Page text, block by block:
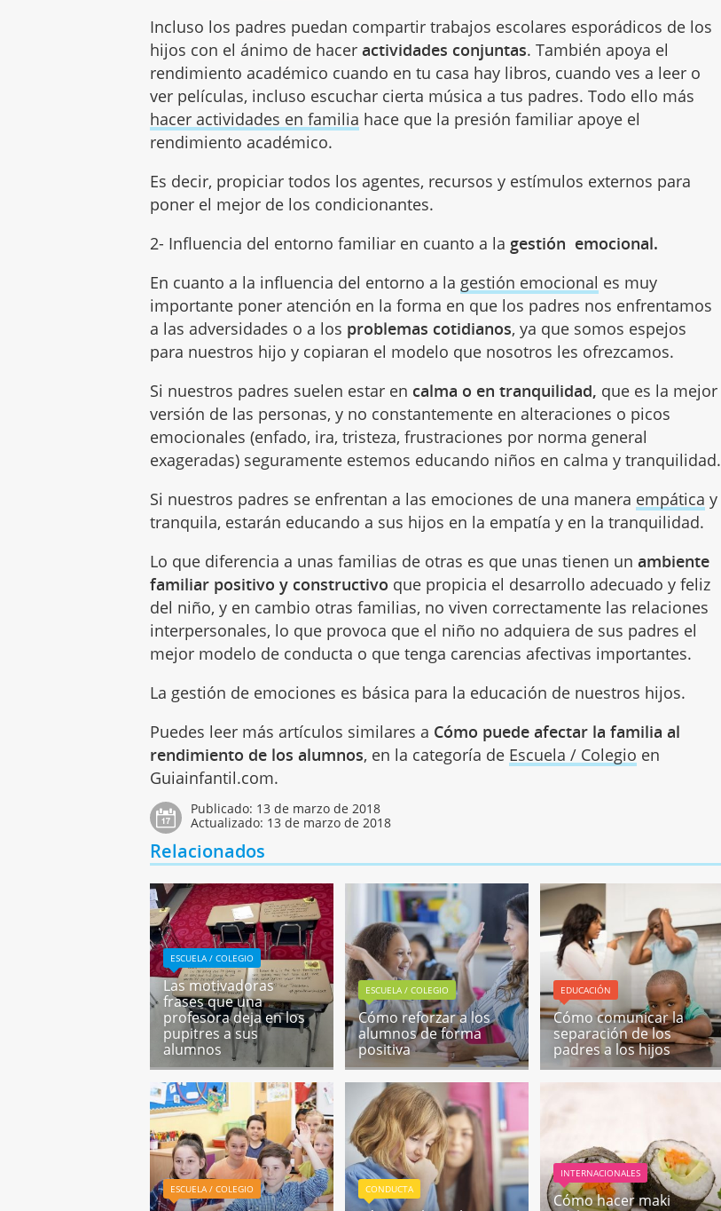
Incluso los padres puedan compartir trabajos escolares esporádicos de los
hijos con el ánimo de haceractividades conjuntas. También apoya el
rendimiento académico cuando en tu casa hay libros, cuando ves a leer o
ver películas, incluso escuchar cierta música a tus padres. Todo ello más
hacer actividades en familia hace que la presión familiar apoye el
rendimiento académico.
Es decir, propiciar todos los agentes, recursos y estímulos externos para
poner el mejor de los condicionantes.
2- Influencia del entorno familiar en cuanto a la gestión emocional.
En cuanto a la influencia del entorno a la gestión emocional es muy
importante poner atención en la forma en que los padres nos enfrentamos
a las adversidades o a los problemas cotidianos, ya que somos espejos
para nuestros hijo y copiaran el modelo que nosotros les ofrezcamos.
Si nuestros padres suelen estar en calma o en tranquilidad, que es la mejor
versión de las personas, y no constantemente en alteraciones o picos
emocionales (enfado, ira, tristeza, frustraciones por norma general
exageradas) seguramente estemos educando niños en calma y tranquilidad.
Si nuestros padres se enfrentan a las emociones de una manera empática y
tranquila, estarán educando a sus hijos en la empatía y en la tranquilidad.
Lo que diferencia a unas familias de otras es que unas tienen unambiente
familiar positivo y constructivo que propicia el desarrollo adecuado y feliz
del niño, y en cambio otras familias, no viven correctamente las relaciones
interpersonales, lo que provoca que el niño no adquiera de sus padres el
mejor modelo de conducta o que tenga carencias afectivas importantes.
La gestión de emociones es básica para la educación de nuestros hijos.
Puedes leer más artículos similares a Cómo puede afectar la familia al
rendimiento de los alumnos, en la categoría de Escuela / Colegio en
Guiainfantil.com.
Publicado: 13 de marzo de 2018
Actualizado: 13 de marzo de 2018
Relacionados
ESCUELA / COLEGIO
Las motivadoras
frases que una
profesora deja en los
pupitres a sus
alumnos
ESCUELA / COLEGIO
Cómo reforzar a los
alumnos de forma
positiva
EDUCACIÓN
Cómo comunicar la
separación de los
padres a los hijos
ESCUELA / COLEGIO CONDUCTA
INTERNACIONALES
Cómo hacer maki